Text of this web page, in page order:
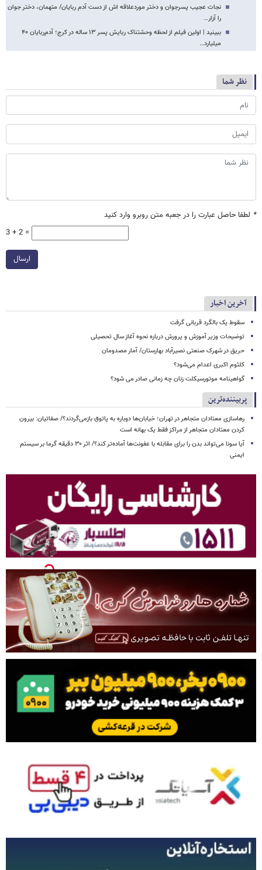
نجات عجیب پسرجوان و دختر موردعلاقه اش از دست آدم ربایان/ متهمان، دختر جوان
را آزار…
ببینید |‌ اولین فیلم از لحظه وحشتناک ربایش پسر ۱۳ ساله در کرج؛ آدم‌ربایان ۴۰
میلیارد…
نظر شما
* لطفا حاصل عبارت را در جعبه متن روبرو وارد کنید
3 + 2 =
ارسال
آخرین اخبار
سقوط یک بالگرد قربانی گرفت
توضیحات وزیر آموزش و پرورش درباره نحوه آغاز سال تحصیلی
حریق در شهرک صنعتی نصیرآباد بهارستان/ آمار مصدومان
کلثوم اکبری اعدام می‌شود؟
گواهینامه موتورسیکلت زنان چه زمانی صادر می شود؟
پربیننده‌ترین
رهاسازی معتادان متجاهر در تهران؛ خیابان‌ها دوباره به پاتوق بازمی‌گردند؟/ صفاتیان: بیرون
کردن معتادان متجاهر از مراکز فقط یک بهانه است
آیا سونا می‌تواند بدن را برای مقابله با عفونت‌ها آماده‌تر کند؟/ اثر ۳۰ دقیقه گرما بر سیستم
ایمنی